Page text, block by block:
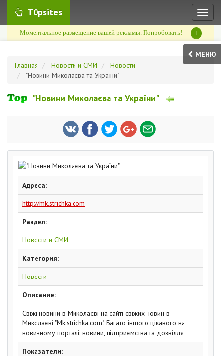
T0psites
Моментальное размещение вашей рекламы. Попробовать! +
МЕНЮ
Главная
Новости и СМИ
Новости
"Новини Миколаєва та України"
"Новини Миколаєва та України"
Адреса:
http://mk.strichka.com
Раздел:
Новости и СМИ
Категория:
Новости
Описание:
Свіжі новини в Миколаєві на сайті свіжих новин в
Миколаєві "Mk.strichka.com". Багато іншого цікавого на
новинному порталі: новини, підприємства та дозвілля.
Показатели: